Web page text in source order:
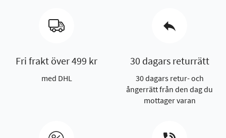
Fri frakt över 499 kr
med DHL
30 dagars returrätt
30 dagars retur- och
ångerrätt från den dag du
mottager varan